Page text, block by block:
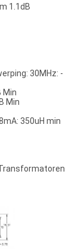
1.1dB
30MHz: -
350uH min